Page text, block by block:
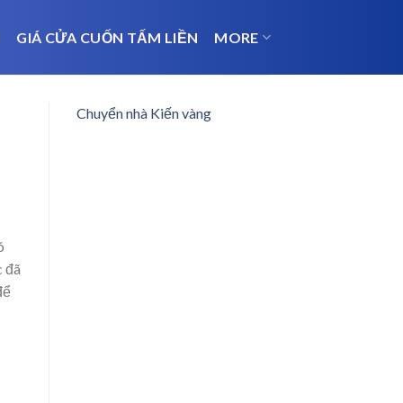
GIÁ CỬA CUỐN TẤM LIỀN MORE
đã
Chuyển nhà Kiến vàng